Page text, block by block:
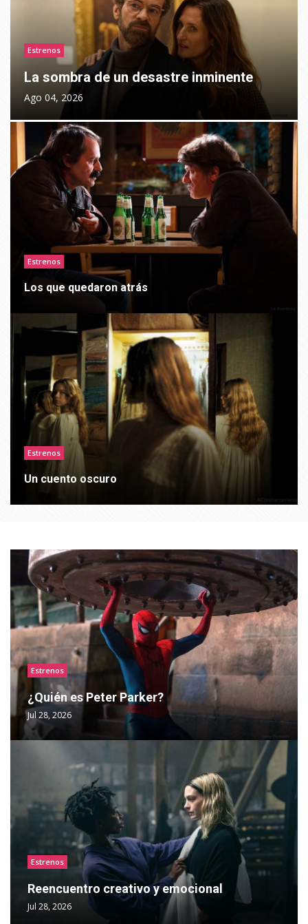
Estrenos
La sombra de un desastre inminente
Ago 04, 2026
Estrenos
Los que quedaron atrás
Estrenos
Un cuento oscuro
Estrenos
¿Quién es Peter Parker?
Jul 28, 2026
Estrenos
Reencuentro creativo y emocional
Jul 28, 2026